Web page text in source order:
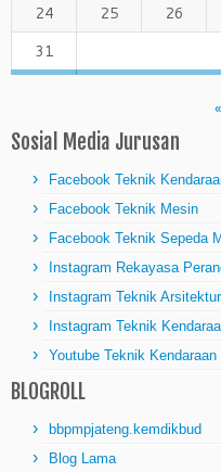
24
25 26
31
Sosial Media Jurusan
Facebook Teknik
Facebook Teknik Mesin
Facebook Teknik Sepeda
Instagram Rekayasa
Instagram Teknik
Instagram Teknik
Youtube Teknik
BLOGROLL
bbpmpjateng.kemdikbud
Blog Lama